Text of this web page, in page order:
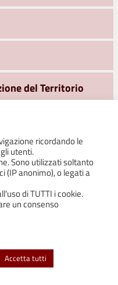
del Territorio
integrativi II
ricordando le
utenti.
Sono utilizzati soltanto
(IP anonimo), o legati a
di TUTTI i cookie.
un consenso
Accetta tutti